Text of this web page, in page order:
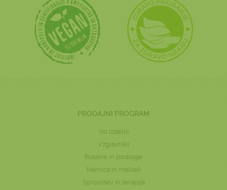
PRODAJNI PROGRAM
Vsi izdelki
Vzglavniki
Blazine in podloge
Mamica in malček
Sprostitev in terapija